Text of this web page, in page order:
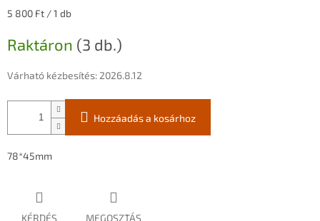
Egységár:
5 800 Ft / 1 db
Raktáron (3 db.)
Várható kézbesítés: 2026.8.12
Hozzáadás a kosárhoz
78*45mm
KÉRDÉS MEGOSZTÁS